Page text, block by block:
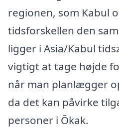
regionen, som Kabul
tidsforskellen den
ligger i Asia/Kabul
vigtigt at tage højde
når man planlægger
da det kan påvirke
personer i Ōkak.